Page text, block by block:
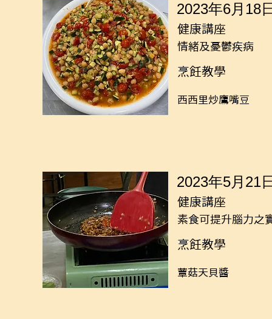
2023年6月18
健康講座
情緒及憂鬱疾病
烹飪教學
西西里炒鷹嘴豆
2023年5月21
健康講座
素食可提升腦力之
烹飪教學
蕈菇天貝醬